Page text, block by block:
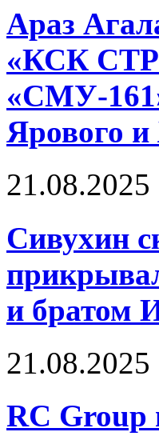
Араз
«КСК
«СМУ-
Ярового
21.08.2025
Сивухин
и братом
21.08.2025
RC Group